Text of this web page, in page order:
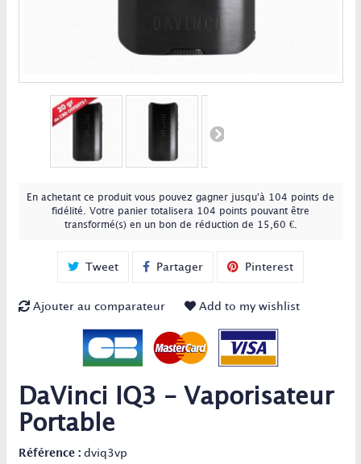
En achetant ce produit vous pouvez gagner jusqu'à 104 points de
fidélité . Votre panier totalisera 104 points pouvant être
transformé(s) en un bon de réduction de 15,60 €.
Tweet Partager Pinterest
Ajouter au comparateur Add to my wishlist
DaVinci IQ3 - Vaporisateur
Portable
Référence : dviq3vp